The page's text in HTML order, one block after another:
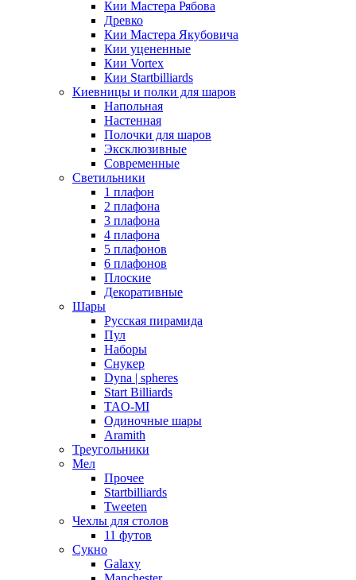
Кии Мастера Рябова
Древко
Кии Мастера Якубовича
Кии уцененные
Кии Vortex
Кии Startbilliards
Киевницы и полки для шаров
Напольная
Настенная
Полочки для шаров
Эксклюзивные
Современные
Светильники
1 плафон
2 плафона
3 плафона
4 плафона
5 плафонов
6 плафонов
Плоские
Декоративные
Шары
Русская пирамида
Пул
Наборы
Снукер
Dyna | spheres
Start Billiards
TAO-MI
Одиночные шары
Aramith
Треугольники
Мел
Прочее
Startbilliards
Tweeten
Чехлы для столов
11 футов
Сукно
Galaxy